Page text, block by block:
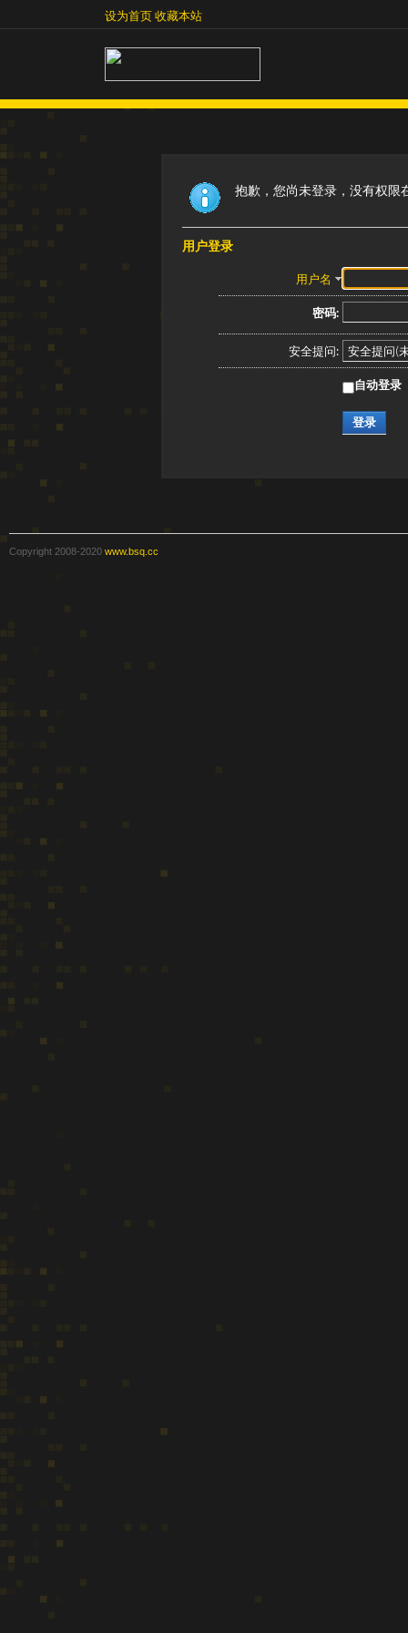
收藏本站设为首页收藏本站
抱歉，您尚未登录，没有权限
用户登录
用户名
密码:
安全提问:
自动登录
登录
Copyright 2008-2020 www.bsq.cc